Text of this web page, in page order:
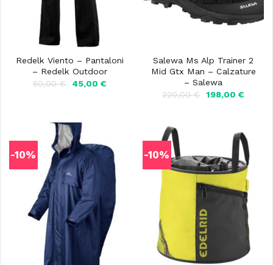
Redelk Viento – Pantaloni
– Redelk Outdoor
50,00€
Il
45,00 €Il
Salewa Ms Alp Trainer 2
Mid Gtx Man – Calzature
– Salewa
220,00€
Il
198,00 €Il
-10% -10%